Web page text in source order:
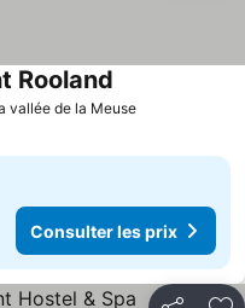
vallée de la MeuseConsulter
Rooland
Consulter les prix